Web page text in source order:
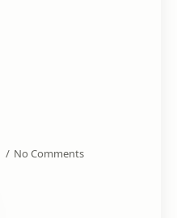
No Comments